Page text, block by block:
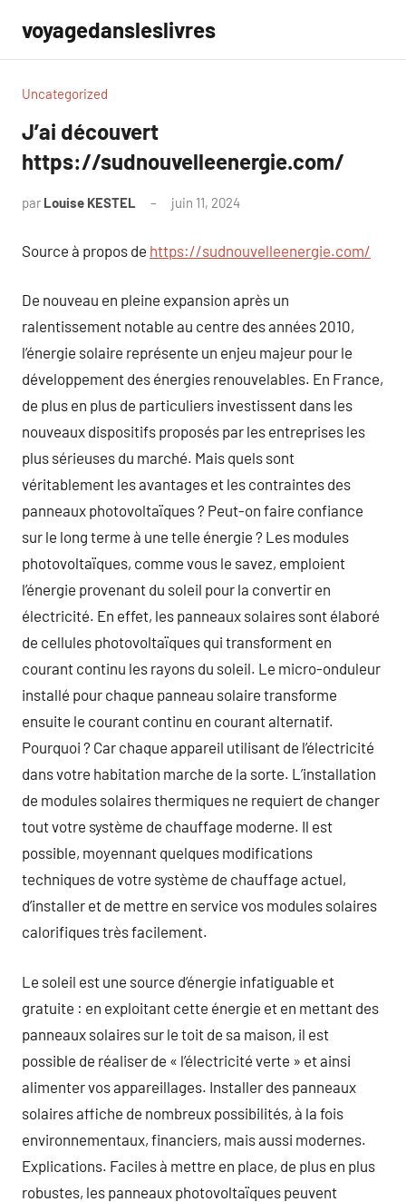
contenu
voyagedansleslivres
Uncategorized
J’ai découvert
https://sudnouvelleenergie.com/
par Louise KESTEL juin 11, 2024
Source à propos de https://sudnouvelleenergie.com/
De nouveau en pleine expansion après un
ralentissement notable au centre des années 2010,
l’énergie solaire représente un enjeu majeur pour le
développement des énergies renouvelables. En France,
de plus en plus de particuliers investissent dans les
nouveaux dispositifs proposés par les entreprises les
plus sérieuses du marché. Mais quels sont
véritablement les avantages et les contraintes des
panneaux photovoltaïques ? Peut-on faire confiance
sur le long terme à une telle énergie ? Les modules
photovoltaïques, comme vous le savez, emploient
l’énergie provenant du soleil pour la convertir en
électricité. En effet, les panneaux solaires sont élaboré
de cellules photovoltaïques qui transforment en
courant continu les rayons du soleil. Le micro-onduleur
installé pour chaque panneau solaire transforme
ensuite le courant continu en courant alternatif.
Pourquoi ? Car chaque appareil utilisant de l’électricité
dans votre habitation marche de la sorte. L’installation
de modules solaires thermiques ne requiert de changer
tout votre système de chauffage moderne. Il est
possible, moyennant quelques modifications
techniques de votre système de chauffage actuel,
d’installer et de mettre en service vos modules solaires
calorifiques très facilement.
Le soleil est une source d’énergie infatiguable et
gratuite : en exploitant cette énergie et en mettant des
panneaux solaires sur le toit de sa maison, il est
possible de réaliser de « l’électricité verte » et ainsi
alimenter vos appareillages. Installer des panneaux
solaires affiche de nombreux possibilités, à la fois
environnementaux, financiers, mais aussi modernes.
Explications. Faciles à mettre en place, de plus en plus
robustes, les panneaux photovoltaïques peuvent